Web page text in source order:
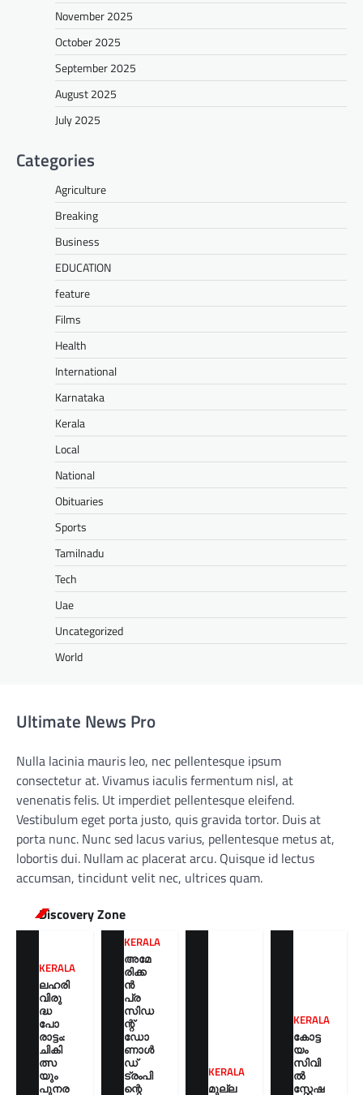
November 2025
October 2025
September 2025
August 2025
July 2025
Categories
Agriculture
Breaking
Business
EDUCATION
feature
Films
Health
International
Karnataka
Kerala
Local
National
Obituaries
Sports
Tamilnadu
Tech
Uae
Uncategorized
World
Ultimate News Pro
Nulla lacinia mauris leo, nec pellentesque ipsum
consectetur at. Vivamus iaculis fermentum nisl, at
venenatis felis. Ut imperdiet pellentesque eleifend.
Vestibulum eget porta justo, quis gravida tortor. Duis at
porta nunc. Nunc sed lacus varius, pellentesque metus at,
lobortis dui. Nullam ac placerat arcu. Quisque id lectus
accumsan, tincidunt velit nec, ultrices quam.
Discovery Zone
KERALA
ലഹരി
വിരു
ദ്ധ
പോ
രാട്ടം:
ചികി
ത്സ
യും
പുനര
KERALA
അമേ
രിക്ക
ൻ
പ്ര
സിഡ
ന്റ്
ഡോ
ണാൾ
ഡ്
ട്രംപി
ന്റെ
KERALA
മുല്ല
KERALA
കോട്ട
യം
സിവി
ൽ
സ്റ്റേഷ